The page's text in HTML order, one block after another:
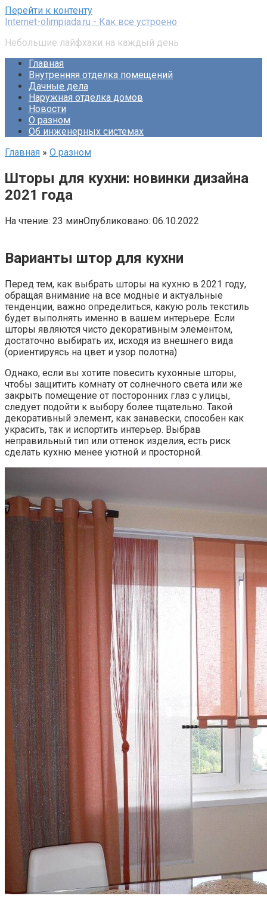
Перейти к контенту
Internet-olimpiada.ru - Как все устроено
Небольшие лайфхаки на каждый день
Главная
Внутренняя отделка помещений
Дачные дела
Наружная отделка домов
Новости
О разном
Об инженерных системах
Главная » О разном
Шторы для кухни: новинки дизайна
2021 года
На чтение: 23 минОпубликовано: 06.10.2022
Варианты штор для кухни
Перед тем, как выбрать шторы на кухню в 2021 году,
обращая внимание на все модные и актуальные
тенденции, важно определиться, какую роль текстиль
будет выполнять именно в вашем интерьере. Если
шторы являются чисто декоративным элементом,
достаточно выбирать их, исходя из внешнего вида
(ориентируясь на цвет и узор полотна)
Однако, если вы хотите повесить кухонные шторы,
чтобы защитить комнату от солнечного света или же
закрыть помещение от посторонних глаз с улицы,
следует подойти к выбору более тщательно. Такой
декоративный элемент, как занавески, способен как
украсить, так и испортить интерьер. Выбрав
неправильный тип или оттенок изделия, есть риск
сделать кухню менее уютной и просторной.